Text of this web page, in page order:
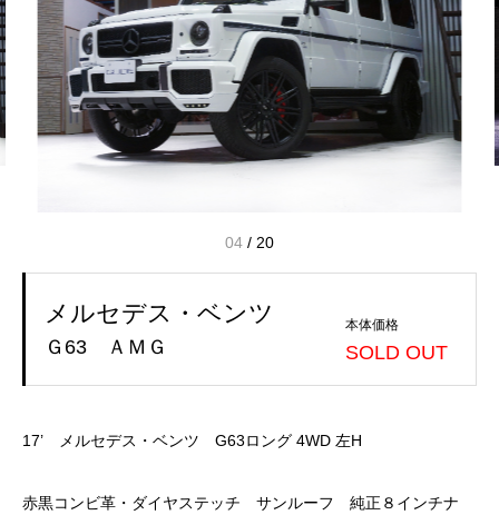
04 / 20
メルセデス・ベンツ
Ｇ63 ＡＭＧ
本体価格
SOLD OUT
17’ メルセデス・ベンツ G63ロング 4WD 左H
赤黒コンビ革・ダイヤステッチ サンルーフ 純正８インチナ